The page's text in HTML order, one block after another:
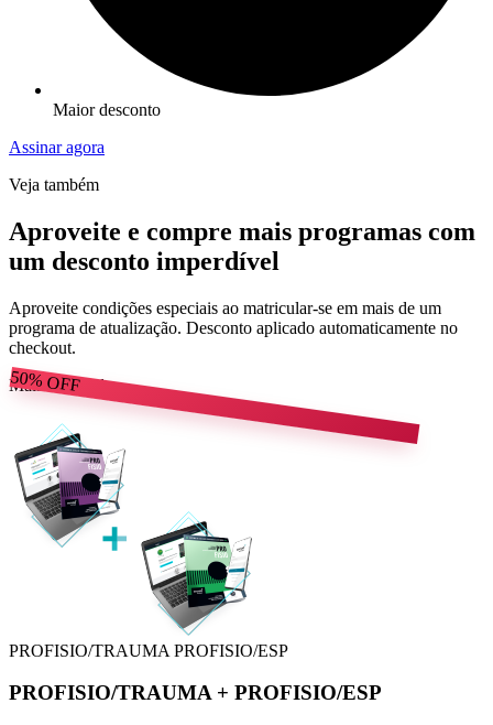
Maior desconto
Assinar agora
Veja também
Aproveite e compre mais programas com
um desconto imperdível
Aproveite condições especiais ao matricular-se em mais de um
programa de atualização. Desconto aplicado automaticamente no
checkout.
Mais escolhido
50%OFF
PROFISIO/TRAUMA PROFISIO/ESP
PROFISIO/TRAUMA+ PROFISIO/ESP